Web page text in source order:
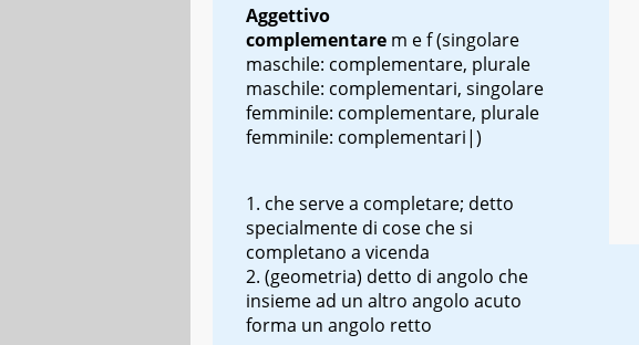
Aggettivo
complementare m ef(singolare
maschile: complementare, plurale
maschile: complementari, singolare
femminile: complementare, plurale
femminile: complementari|)
che serve a completare; detto
specialmente di cose che si
completano a vicenda
(geometria) detto di angolo che
insieme ad un altro angolo acuto
forma un angolo retto